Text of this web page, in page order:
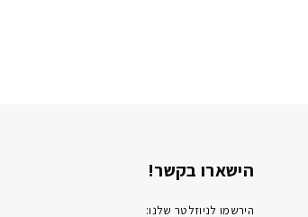
הישארו בקשר!
הירשמו לניוזלטר שלנו: